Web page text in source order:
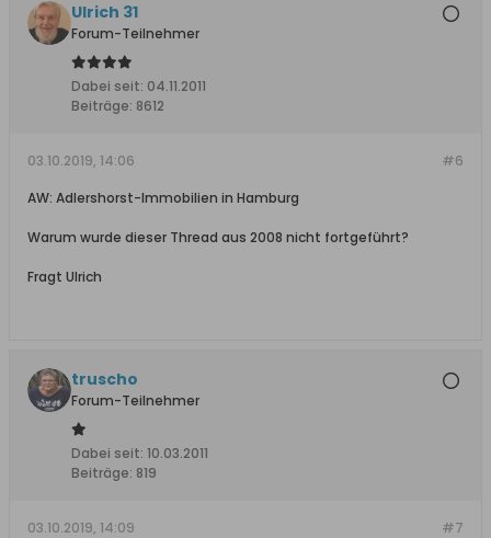
Ulrich 31
Forum-Teilnehmer
Dabei seit: 04.11.2011
Beiträge: 8612
#6
03.10.2019, 14:06
AW: Adlershorst-Immobilien in Hamburg
Warum wurde dieser Thread aus 2008 nicht fortgeführt?
Fragt Ulrich
truscho
Forum-Teilnehmer
Dabei seit: 10.03.2011
Beiträge: 819
#7
03.10.2019, 14:09